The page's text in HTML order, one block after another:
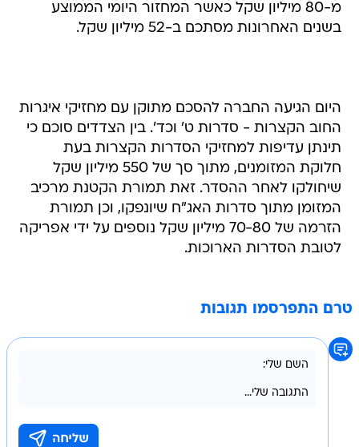
מ-80 מיליון שקל כאשר המחזור היומי הממוצע
בשנים האחרונות מסתכם ב-52 מיליון שקל.
היום הגיעה החברה להסכם מתוקן עם מחזיקי איגרות
החוב הקצרות - סדרות ט' וכד'. בין הצדדים סוכם כי
תינתן עדיפות למחזיקי הסדרות הקצרות בעת
חלוקת המזומנים, מתוך סך של 550 מיליון שקל
שיחולקו לאחר ההסדר. זאת תמורת הקטנת מרכיב
המזומן מתוך סדרות האג"ח שיונפקו, וכן תמורת
הזרמה של 70-80 מיליון שקל נוספים על ידי אפריקה
לטובת הסדרות הארוכות.
טרם התפרסמו תגובות